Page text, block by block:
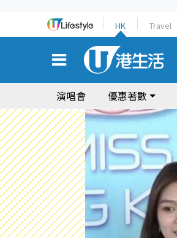
HK Travel
演唱會 優惠著數